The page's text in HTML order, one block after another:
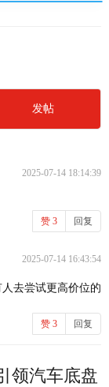
发帖
2025-07-14 18:14:39
赞 3 回复
2025-07-14 16:43:54
去尝试更高价位的
赞 3 回复
领汽车底盘